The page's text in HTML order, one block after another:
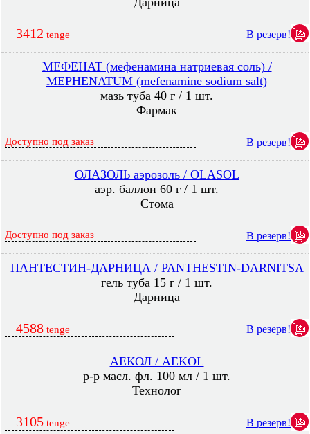
3412 tenge В резерв!
МЕФЕНАТ (мефенамина натриевая соль) /
MEPHENATUM (mefenamine sodium salt)
мазь туба 40 г / 1 шт.
Фармак
Доступно под заказ В резерв!
ОЛАЗОЛЬ аэрозоль / OLASOL
аэр. баллон 60 г / 1 шт.
Стома
Доступно под заказ В резерв!
ПАНТЕСТИН-ДАРНИЦА / PANTHESTIN-DARNITSA
гель туба 15 г / 1 шт.
Дарница
4588 tenge В резерв!
АЕКОЛ / AEKOL
р-р масл. фл. 100 мл / 1 шт.
Технолог
3105 tenge В резерв!